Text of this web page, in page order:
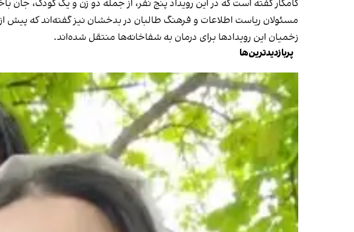
کامگار گفته است که در این رویداد پنج نفر، از جمله دو زن و یک کودک، جان باختند و ۱۱ نفر دیگر، از جمله یک زن و چهار کودک،
مسئولان ریاست اطلاعات و فرهنگ طالبان در بدخشان نیز گفته‌اند که پیش از این
زخمیان این رویدادها برای درمان به شفاخانه‌ها منتقل شده‌اند.
پربازدیدترین‌ها